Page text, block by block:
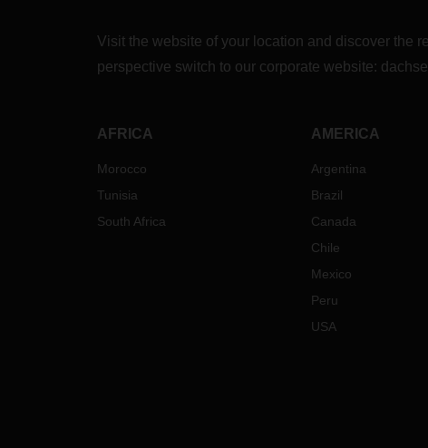
Visit the website of your location and discover the
perspective switch to our corporate website:
AFRICA
Morocco
Tunisia
South Africa
AMERICA
Argentina
Brazil
Canada
Chile
Mexico
Peru
USA